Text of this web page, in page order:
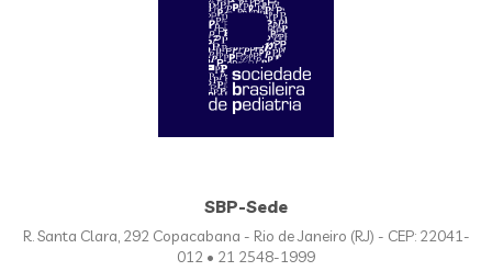
SBP-Sede
R. Santa Clara, 292 Copacabana - Rio de Janeiro (RJ) - CEP: 22041-
012 • 21 2548-1999